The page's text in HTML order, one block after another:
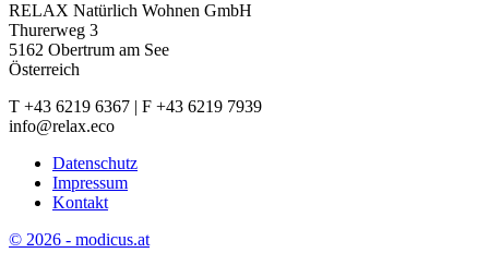
RELAX Natürlich Wohnen GmbH
Thurerweg 3
5162 Obertrum am See
Österreich
T +43 6219 6367 | F +43 6219 7939
info@relax.eco
Datenschutz
Impressum
Kontakt
© 2026 - modicus.at